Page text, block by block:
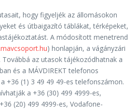
hogy figyeljék az állomásokon
és útbaigazító táblákat, térképeket,
A módosított menetrend
) honlapján, a vágányzári
az utasok tájékozódhatnak a
és a MÁVDIREKT telefonos
+36 (1) 3 49 49 49-es telefonszámon.
a +36 (30) 499 4999-es,
(20) 499 4999-es, Vodafone-